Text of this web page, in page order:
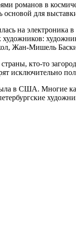
романов в
основой для
на
художников:
Жан-Мишель
кто-то
исключительно
в США. Многие